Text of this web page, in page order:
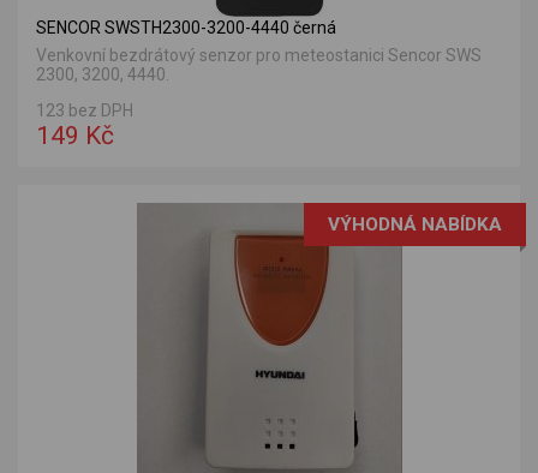
SENCOR SWSTH2300-3200-4440 černá
Venkovní bezdrátový senzor pro meteostanici Sencor SWS
2300, 3200, 4440.
123 bez DPH
149 Kč
VÝHODNÁ NABÍDKA